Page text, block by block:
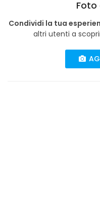
Foto
Condividi la tua
altri utenti a